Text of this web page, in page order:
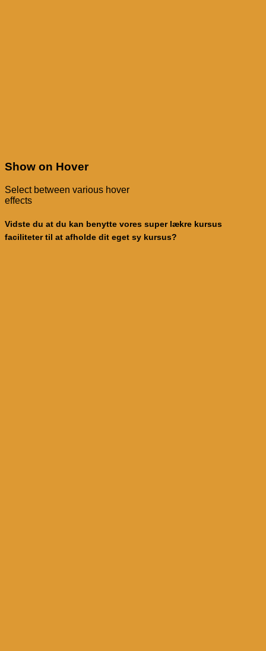
Show on Hover
Select between various hover
effects
Vidste du at du kan benytte vores super lækre kursus
faciliteter til at afholde dit eget sy kursus?